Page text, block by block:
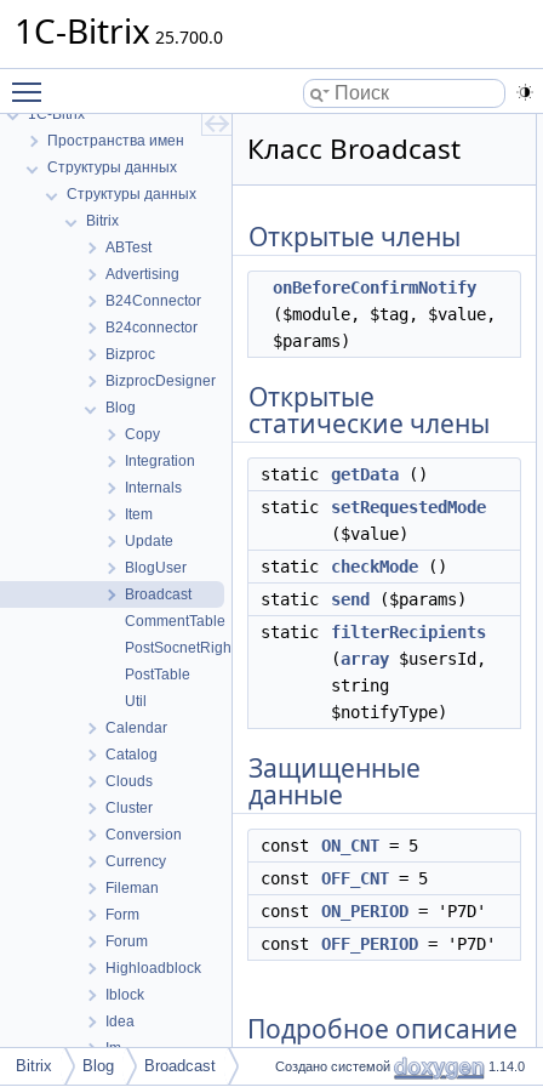
1C-Bitrix 25.700.0
1C-Bitrix
Пространства имен
Структуры данных
Структуры данных
Bitrix
ABTest
Advertising
B24Connector
B24connector
Bizproc
BizprocDesigner
Blog
Copy
Integration
Internals
Item
Update
BlogUser
Broadcast
CommentTable
PostSocnetRightsTable
PostTable
Util
Calendar
Catalog
Clouds
Cluster
Conversion
Currency
Fileman
Form
Forum
Highloadblock
Iblock
Idea
Im
Landing
Класс Broadcast
Открытые члены
onBeforeConfirmNotify
($module, $tag, $value,
$params)
Открытые
статические члены
static getData ()
static
setRequestedMode
($value)
static
checkMode ()
static
send
($params)
static
filterRecipients
(array $usersId,
string
$notifyType)
Защищенные
данные
const ON_CNT = 5
const
OFF_CNT = 5
const
ON_PERIOD = 'P7D'
const
OFF_PERIOD = 'P7D'
Подробное описание
См. определение в файле
Bitrix Blog Broadcast Создано системой 1.14.0